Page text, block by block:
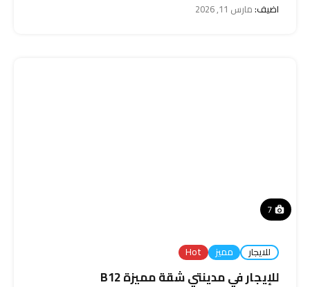
اضيف:مارس 11, 2026
7
للايجار مميز Hot
للإيجار في مدينتي شقة مميزة B12